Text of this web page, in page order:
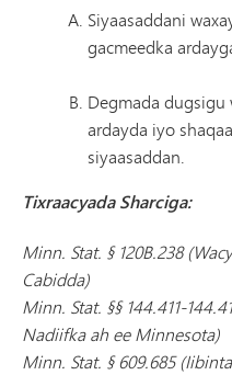
Siyaasaddani
gacmeedka
Degmada dugsigu
ardayda iyo
siyaasaddan.
Tixraacyada Sharciga:
Minn. Stat. § 120B.238
Cabidda)
Minn. Stat. §§ 144.411-
Nadiifka ah ee Minnesota)
Minn. Stat. § 609.685